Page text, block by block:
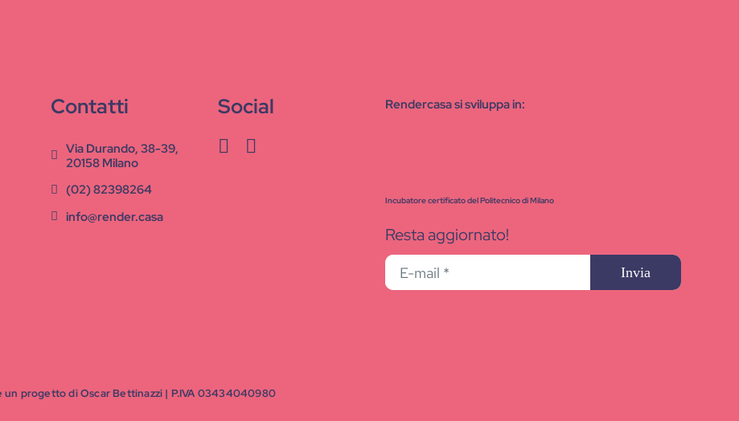
Contatti
Via Durando, 38-39,
20158 Milano
(02) 82398264
info@render.casa
Social Rendercasa si sviluppa in:
Incubatore certificato del Politecnico di Milano
Resta aggiornato!
Invia
progetto di Oscar Bettinazzi | P.IVA 03434040980